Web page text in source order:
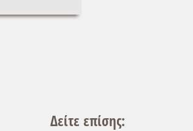
Δείτε επίσης: